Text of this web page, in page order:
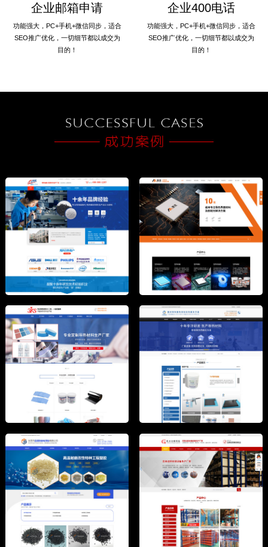
企业邮箱申请
功能强大，PC+手机+微信同步，适合
SEO推广优化，一切细节都以成交为
目的！
企业400电话
功能强大，PC+手机+微信同步，适合
SEO推广优化，一切细节都以成交为
目的！